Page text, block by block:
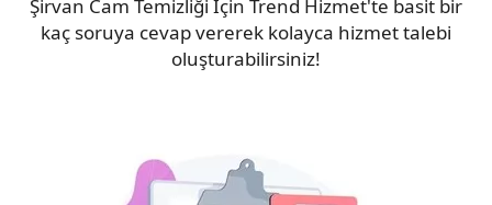
Şirvan Cam Temizliği İçin Trend Hizmet'te basit bir
kaç soruya cevap vererek kolayca hizmet talebi
oluşturabilirsiniz!